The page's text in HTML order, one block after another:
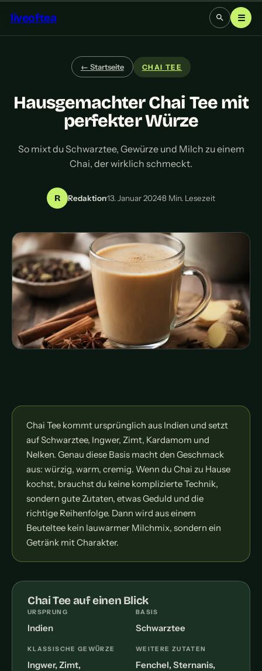
liveoftea ☰
← Startseite CHAI TEE
Hausgemachter Chai Tee mit
perfekter Würze
So mixt du Schwarztee, Gewürze und Milch zu einem
Chai, der wirklich schmeckt.
R Redaktion·13. Januar 2024·8 Min. Lesezeit
Chai Tee kommt ursprünglich aus Indien und setzt
auf Schwarztee, Ingwer, Zimt, Kardamom und
Nelken. Genau diese Basis macht den Geschmack
aus: würzig, warm, cremig. Wenn du Chai zu Hause
kochst, brauchst du keine komplizierte Technik,
sondern gute Zutaten, etwas Geduld und die
richtige Reihenfolge. Dann wird aus einem
Beuteltee kein lauwarmer Milchmix, sondern ein
Getränk mit Charakter.
Chai Tee auf einen Blick
URSPRUNG
Indien
BASIS
Schwarztee
KLASSISCHE GEWÜRZE
Ingwer, Zimt,
WEITERE ZUTATEN
Fenchel, Sternanis,